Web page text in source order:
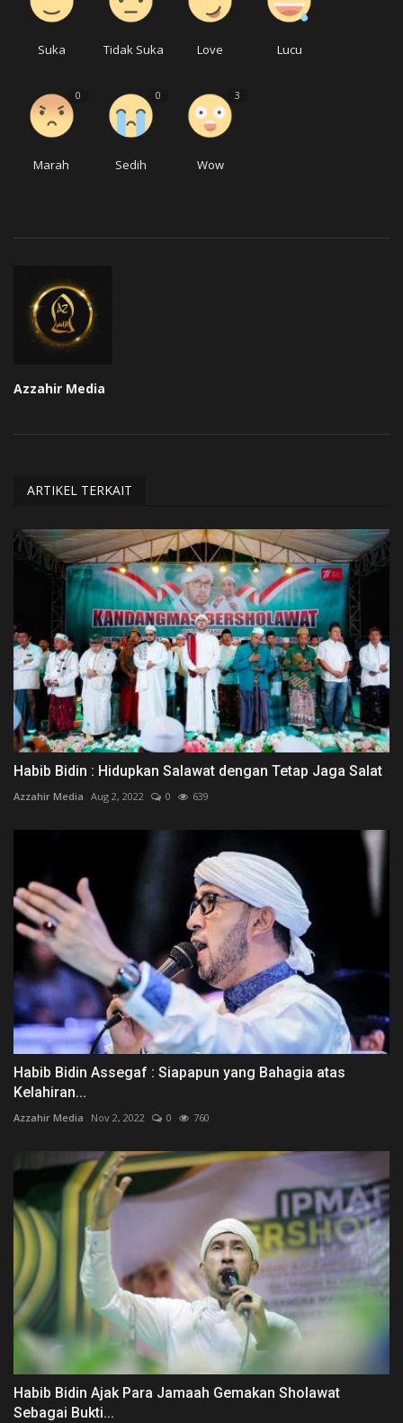
Suka Tidak Suka Love Lucu
0
Marah
0
Sedih
3
Wow
Azzahir Media
ARTIKEL TERKAIT
Habib Bidin : Hidupkan Salawat dengan Tetap Jaga Salat
Azzahir Media Aug 2, 2022 0 639
Habib Bidin Assegaf : Siapapun yang Bahagia atas
Kelahiran...
Azzahir Media Nov 2, 2022 0 760
Habib Bidin Ajak Para Jamaah Gemakan Sholawat
Sebagai Bukti...